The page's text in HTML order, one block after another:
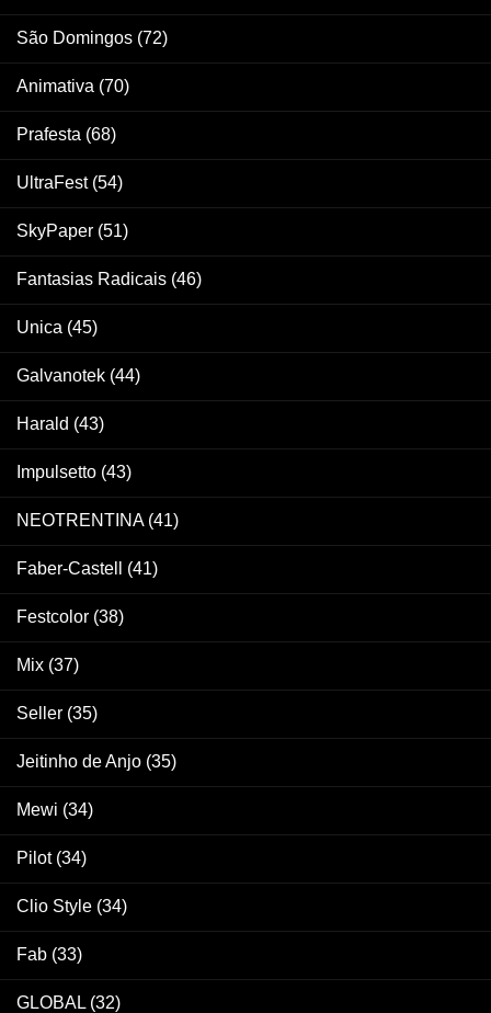
São Domingos (72)
Animativa (70)
Prafesta (68)
UltraFest (54)
SkyPaper (51)
Fantasias Radicais (46)
Unica (45)
Galvanotek (44)
Harald (43)
Impulsetto (43)
NEOTRENTINA (41)
Faber-Castell (41)
Festcolor (38)
Mix (37)
Seller (35)
Jeitinho de Anjo (35)
Mewi (34)
Pilot (34)
Clio Style (34)
Fab (33)
GLOBAL (32)